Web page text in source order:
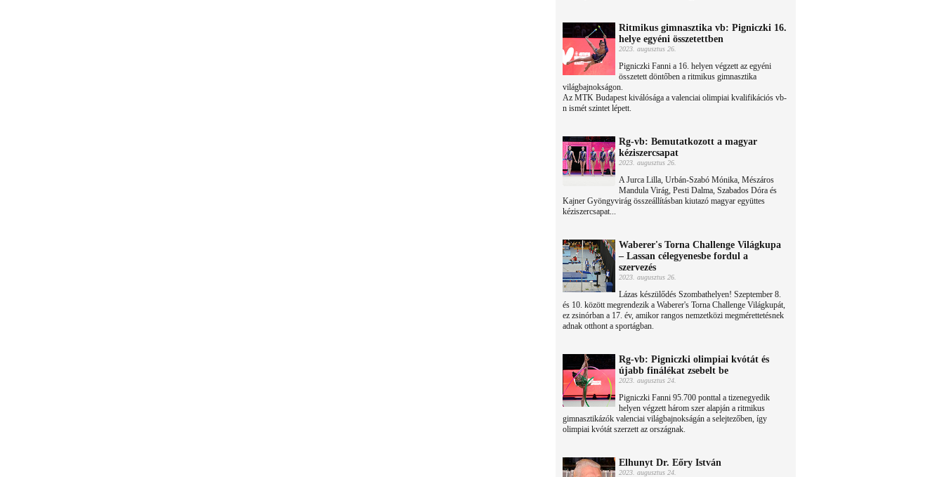
Ritmikus gimnasztika vb: Pigniczki 16.
helye egyéni összetettben
2023. augusztus 26.
Pigniczki Fanni a 16. helyen végzett az egyéni
összetett döntőben a ritmikus gimnasztika
világbajnokságon.
Az MTK Budapest kiválósága a valenciai olimpiai kvalifikációs vb-
n ismét szintet lépett.
Rg-vb: Bemutatkozott a magyar
kéziszercsapat
2023. augusztus 26.
A Jurca Lilla, Urbán-Szabó Mónika, Mészáros
Mandula Virág, Pesti Dalma, Szabados Dóra és
Kajner Gyöngyvirág összeállításban kiutazó magyar együttes
kéziszercsapat...
Waberer's Torna Challenge Világkupa
– Lassan célegyenesbe fordul a
szervezés
2023. augusztus 26.
Lázas készülődés Szombathelyen! Szeptember 8.
és 10. között megrendezik a Waberer's Torna Challenge Világkupát,
ez zsinórban a 17. év, amikor rangos nemzetközi megmérettetésnek
adnak otthont a sportágban.
Rg-vb: Pigniczki olimpiai kvótát és
újabb finálékat zsebelt be
2023. augusztus 24.
Pigniczki Fanni 95.700 ponttal a tizenegyedik
helyen végzett három szer alapján a ritmikus
gimnasztikázók valenciai világbajnokságán a selejtezőben, így
olimpiai kvótát szerzett az országnak.
Elhunyt Dr. Eőry István
2023. augusztus 24.